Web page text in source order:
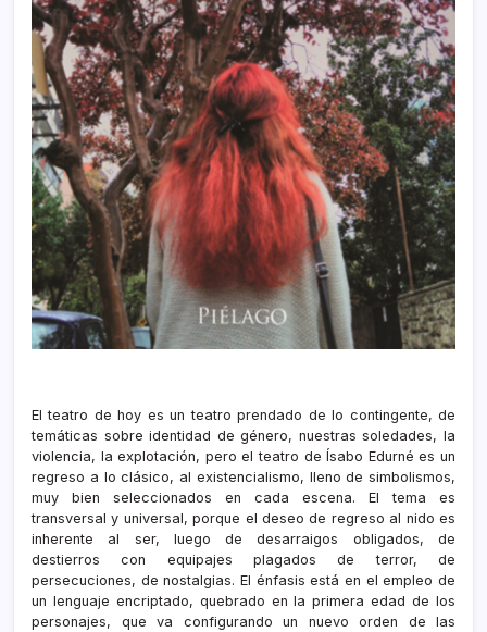
El teatro de hoy es un teatro prendado de lo contingente, de
temáticas sobre identidad de género, nuestras soledades, la
violencia, la explotación, pero el teatro de Ísabo Edurné es un
regreso a lo clásico, al existencialismo, lleno de simbolismos,
muy bien seleccionados en cada escena. El tema es
transversal y universal, porque el deseo de regreso al nido es
inherente al ser, luego de desarraigos obligados, de
destierros con equipajes plagados de terror, de
persecuciones, de nostalgias. El énfasis está en el empleo de
un lenguaje encriptado, quebrado en la primera edad de los
personajes, que va configurando un nuevo orden de las